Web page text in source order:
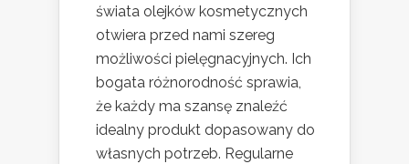
świata olejków kosmetycznych
otwiera przed nami szereg
możliwości pielęgnacyjnych. Ich
bogata różnorodność sprawia,
że każdy ma szansę znaleźć
idealny produkt dopasowany do
własnych potrzeb. Regularne